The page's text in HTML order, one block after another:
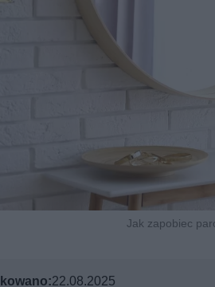
Jak zapobiec
22.08.2025